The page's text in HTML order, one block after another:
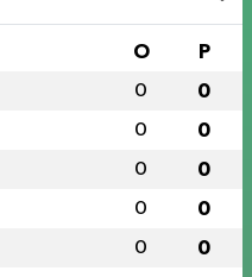
O P
0 0
0 0
0 0
0 0
0 0